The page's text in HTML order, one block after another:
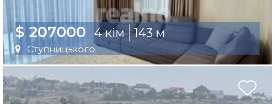
$ 207000 4 кім 143 м
Ступницького